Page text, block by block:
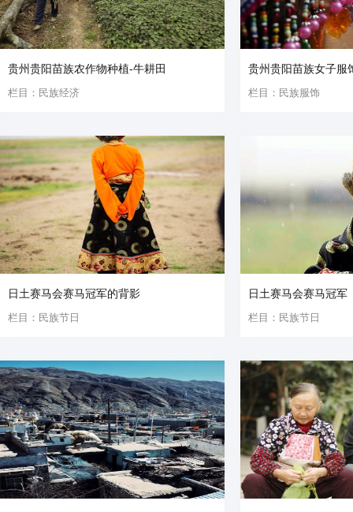
贵州贵阳苗族农作物种植-牛耕田
栏目：民族经济
贵州贵阳苗族女子服
栏目：民族服饰
日土赛马会赛马冠军的背影
栏目：民族节日
日土赛马会赛马冠军
栏目：民族节日